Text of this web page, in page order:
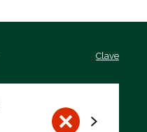
Clave